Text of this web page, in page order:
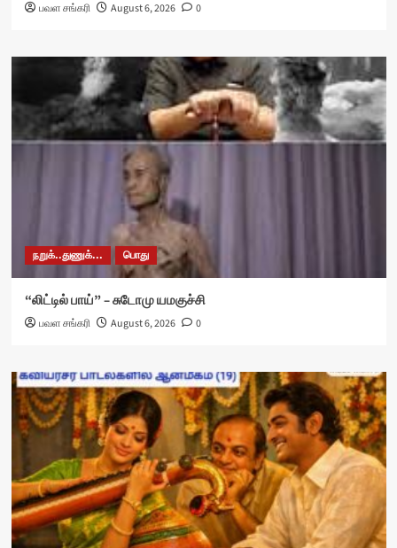
பவள சங்கரி August 6, 2026 0
நறுக்..துணுக்... பொது
“லிட்டில் பாய்” – சுடோமு யமகுச்சி
பவள சங்கரி August 6, 2026 0